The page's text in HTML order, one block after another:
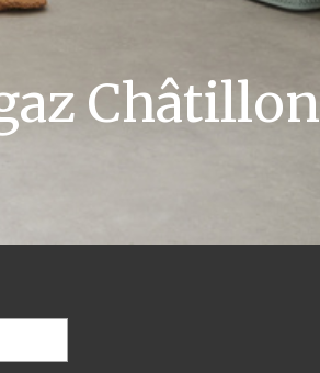
Châtillon